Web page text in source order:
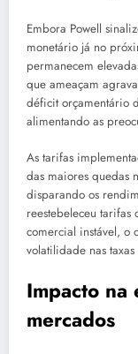
Embora Powell
monetário já no
permanecem
que ameaçam
déficit orçamentário
alimentando as
As tarifas
das maiores quedas
disparando os
reestebeleceu
comercial instável, o
volatilidade nas
Impacto na
mercados